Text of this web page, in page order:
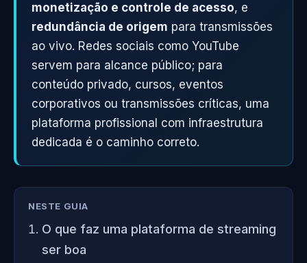
monetização e controle de acesso, e
redundância de origem para transmissões
ao vivo. Redes sociais como YouTube
servem para alcance público; para
conteúdo privado, cursos, eventos
corporativos ou transmissões críticas, uma
plataforma profissional com infraestrutura
dedicada é o caminho correto.
NESTE GUIA
O que faz uma plataforma de streaming
ser boa